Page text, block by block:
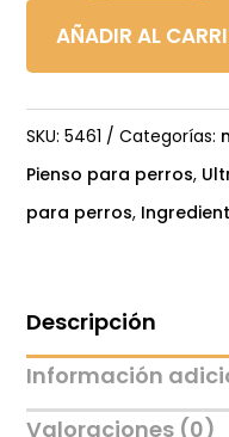
ADULT
AÑADIR AL
SKU:5461 Categorías:
Pienso para perros,
para perros,
Descripción
Información
Valoraciones (0)